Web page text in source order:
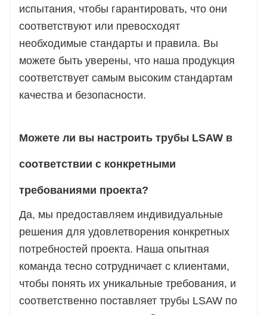
испытания, чтобы гарантировать, что они
соответствуют или превосходят
необходимые стандарты и правила. Вы
можете быть уверены, что наша продукция
соответствует самым высоким стандартам
качества и безопасности.
Можете ли вы настроить трубы LSAW в
соответствии с конкретными
требованиями проекта?
Да, мы предоставляем индивидуальные
решения для удовлетворения конкретных
потребностей проекта. Наша опытная
команда тесно сотрудничает с клиентами,
чтобы понять их уникальные требования, и
соответственно поставляет трубы LSAW по